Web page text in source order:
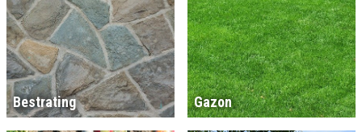
Bestrating Gazon